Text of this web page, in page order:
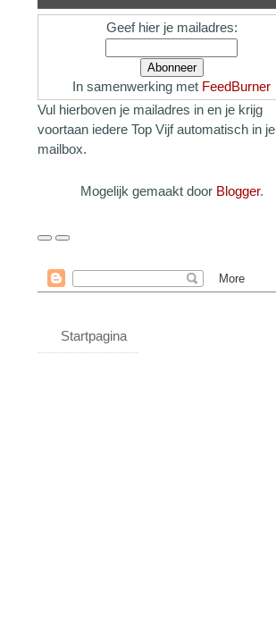
Geef hier je mailadres:
In samenwerking met FeedBurner
Vul hierboven je mailadres in en je krijg
voortaan iedere Top Vijf automatisch in je
mailbox.
Mogelijk gemaakt door Blogger.
Startpagina